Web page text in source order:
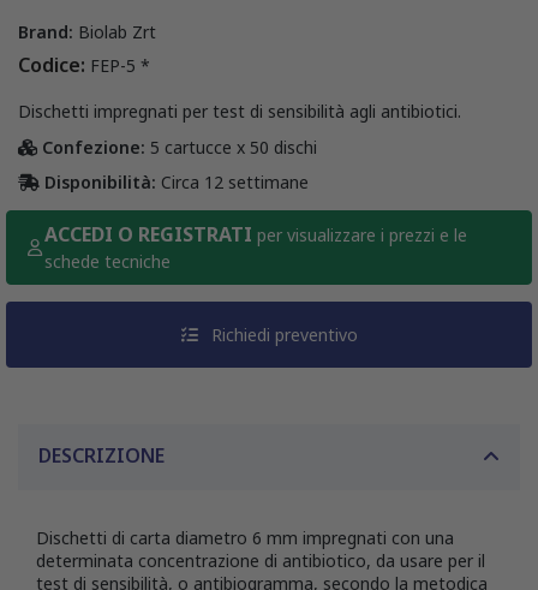
Brand: Biolab Zrt
Codice: FEP-5 *
Dischetti impregnati per test di sensibilità agli antibiotici.
Confezione: 5 cartucce x 50 dischi
Disponibilità: Circa 12 settimane
ACCEDI O REGISTRATI per visualizzare i prezzi e le
schede tecniche
Richiedi preventivo
DESCRIZIONE
Dischetti di carta diametro 6 mm impregnati con una
determinata concentrazione di antibiotico, da usare per il
test di sensibilità, o antibiogramma, secondo la metodica